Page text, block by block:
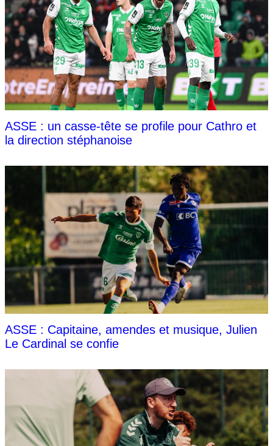
ASSE : un casse-tête se profile pour Cathro et
la direction stéphanoise
ASSE : Capitaine, amendes et musique, Julien
Le Cardinal se confie